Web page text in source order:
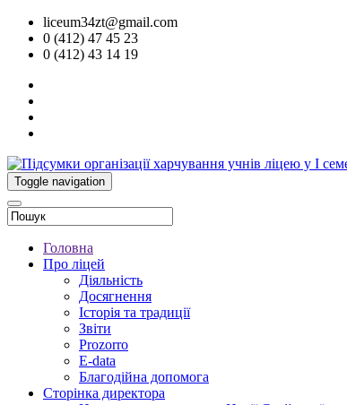
liceum34zt@gmail.com
0 (412) 47 45 23
0 (412) 43 14 19
Toggle navigation
Головна
Про ліцей
Діяльність
Досягнення
Історія та традиції
Звіти
Prozorro
E-data
Благодійна допомога
Сторінка директора